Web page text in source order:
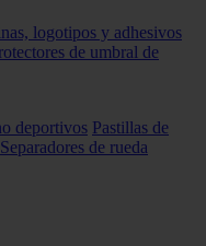
logotipos y adhesivos
de umbral de
deportivos Pastillas de
Separadores de rueda